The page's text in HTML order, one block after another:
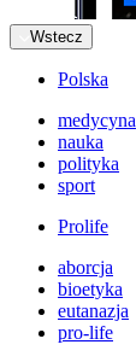
Wstecz
Polska
medycyna
nauka
polityka
sport
Prolife
aborcja
bioetyka
eutanazja
pro-life